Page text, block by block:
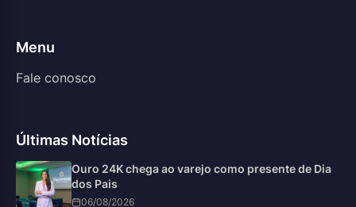
Menu
Fale conosco
Últimas Notícias
Ouro 24K chega ao varejo como presente de Dia
dos Pais
06/08/2026